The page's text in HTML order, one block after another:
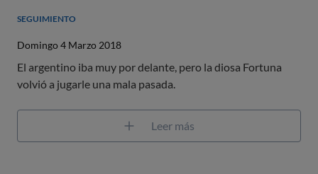
SEGUIMIENTO
Domingo 4 Marzo 2018
El argentino iba muy por delante, pero la diosa Fortuna
volvió a jugarle una mala pasada.
Leer más